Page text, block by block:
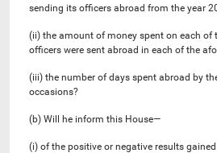
sending its officers abroad from the year
(ii) the amount of money spent on each of
officers were sent abroad in each of the
(iii) the number of days spent abroad by
occasions?
(b) Will he inform this House—
(i) of the positive or negative results